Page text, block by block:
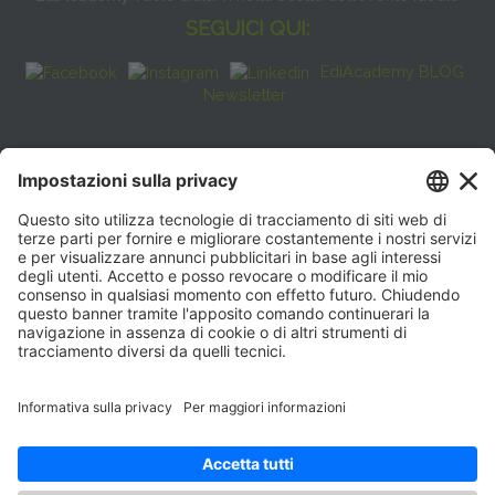
SEGUICI QUI:
EdiAcademy BLOG
Newsletter
FAQ
CONTATTI
EdiAcademy
Sede operativa: V.le E. Forlanini, 21 - 20134, Milano
(+39)0270211274
E-mail:formazione@eenet.it
Sede legale: V.le E. Forlanini, 21 - 20134, Milano
ORARI SEGRETERIA
Lunedì—Giovedì: 08:30–17:30
Venerdì: 08:30–16:00